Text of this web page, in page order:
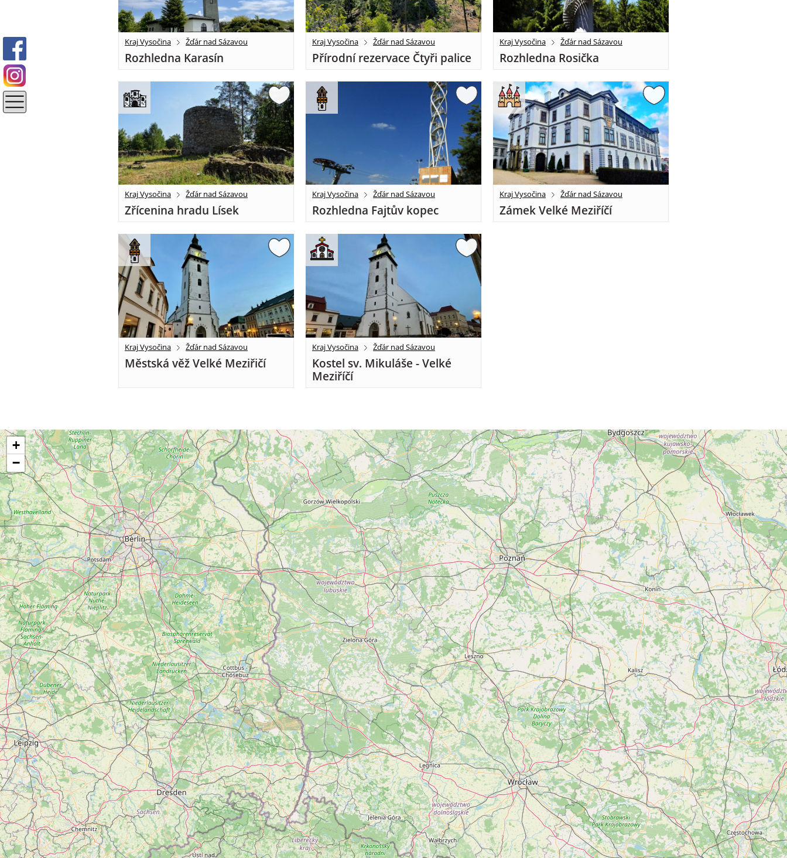
Kraj Vysočina Žďár nad Sázavou
Rozhledna Karasín
Kraj Vysočina Žďár nad Sázavou
Přírodní rezervace Čtyři palice
Kraj Vysočina Žďár nad Sázavou
Rozhledna Rosička
Kraj Vysočina Žďár nad Sázavou
Zřícenina hradu Lísek
Kraj Vysočina Žďár nad Sázavou
Rozhledna Fajtův kopec
Kraj Vysočina Žďár nad Sázavou
Zámek Velké Meziříčí
Kraj Vysočina Žďár nad Sázavou
Městská věž Velké Meziřičí
Kraj Vysočina Žďár nad Sázavou
Kostel sv. Mikuláše - Velké
Meziříčí
+
−